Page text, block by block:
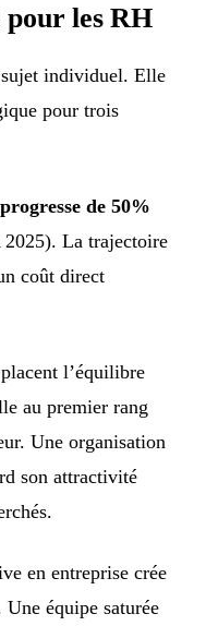
pour les RH
sujet individuel. Elle
pour trois
de 50%
La trajectoire
coût direct
l’équilibre
au premier rang
Une organisation
son attractivité
en entreprise crée
équipe saturée